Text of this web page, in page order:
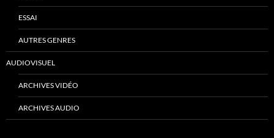
ESSAI
AUTRES GENRES
AUDIOVISUEL
ARCHIVES VIDÉO
ARCHIVES AUDIO